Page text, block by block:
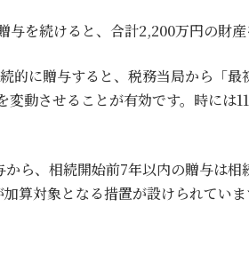
を続けると、合計2,200万円の財
的に贈与すると、税務当局から「
動させることが有効です。時に
から、相続開始前7年以内の贈与は
算対象となる措置が設けられていま